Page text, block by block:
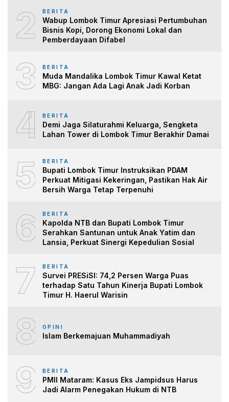
2 BERITA
Wabup Lombok Timur Apresiasi Pertumbuhan
Bisnis Kopi, Dorong Ekonomi Lokal dan
Pemberdayaan Difabel
3 BERITA
Muda Mandalika Lombok Timur Kawal Ketat
MBG: Jangan Ada Lagi Anak Jadi Korban
4 BERITA
Demi Jaga Silaturahmi Keluarga, Sengketa
Lahan Tower di Lombok Timur Berakhir Damai
5 BERITA
Bupati Lombok Timur Instruksikan PDAM
Perkuat Mitigasi Kekeringan, Pastikan Hak Air
Bersih Warga Tetap Terpenuhi
6 BERITA
Kapolda NTB dan Bupati Lombok Timur
Serahkan Santunan untuk Anak Yatim dan
Lansia, Perkuat Sinergi Kepedulian Sosial
7 BERITA
Survei PRESiSI: 74,2 Persen Warga Puas
terhadap Satu Tahun Kinerja Bupati Lombok
Timur H. Haerul Warisin
8 OPINI
Islam Berkemajuan Muhammadiyah
9 BERITA
PMII Mataram: Kasus Eks Jampidsus Harus
Jadi Alarm Penegakan Hukum di NTB